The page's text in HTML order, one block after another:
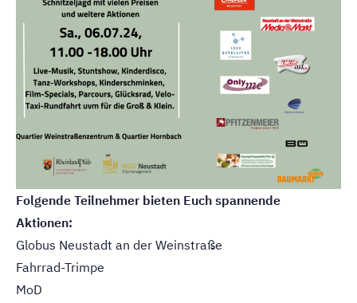
Folgende Teilnehmer bieten Euch spannende
Aktionen:
Globus Neustadt an der Weinstraße
Fahrrad-Trimpe
MoD